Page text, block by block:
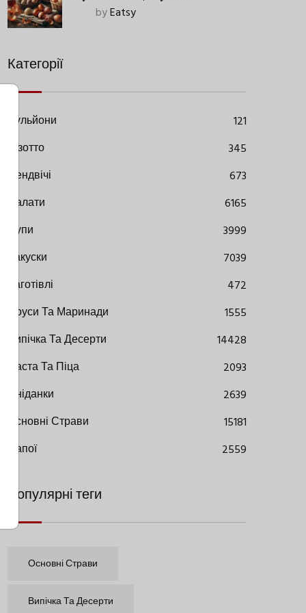
Старовинний Метод З
byEatsy
Категорії
Бульйони
121
Різотто
345
Сендвічі
673
Салати
6165
Супи
3999
Закуски
7039
Заготівлі
472
Соуси Та Маринади
1555
Випічка Та Десерти
14428
Паста Та Піца
2093
Сніданки
2639
Основні Страви
15181
Напої
2559
Популярні теги
Основні Страви
Випічка Та Десерти